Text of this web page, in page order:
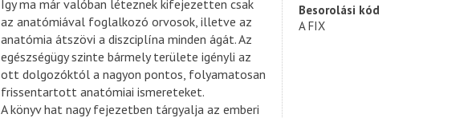
Így ma már valóban léteznek kifejezetten csak
az anatómiával foglalkozó orvosok, illetve az
anatómia átszövi a diszciplína minden ágát. Az
egészségügy szinte bármely területe igényli az
ott dolgozóktól a nagyon pontos, folyamatosan
frissentartott anatómiai ismereteket.
A könyv hat nagy fejezetben tárgyalja az emberi
Besorolási kód
A FIX